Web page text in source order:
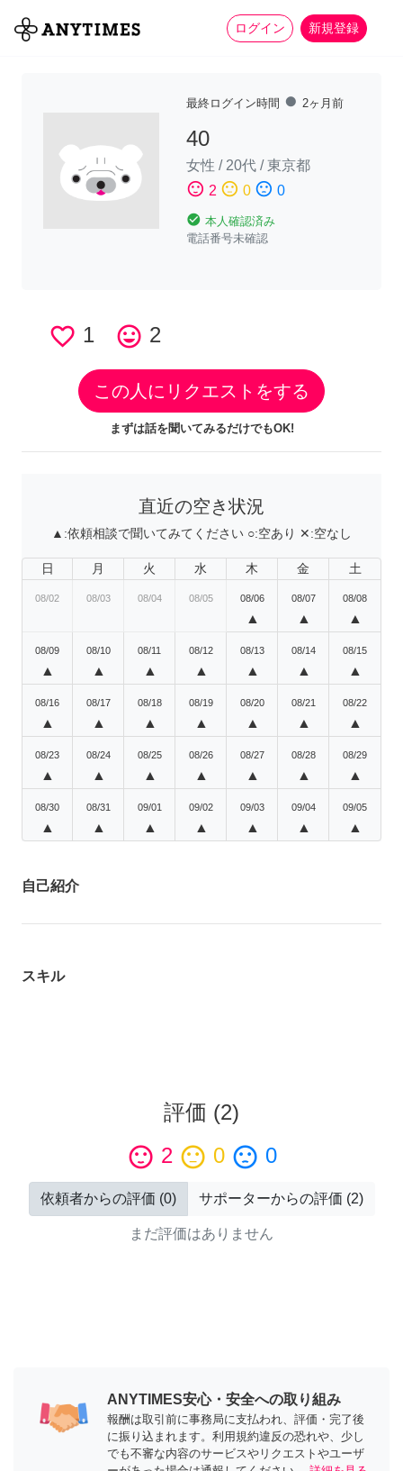
ログイン 新規登録
全て 家事 more_horiz
最終ログイン時間 fiber_manual_record 2ヶ月前
40
女性 / 20代 /東京都
sentiment_satisfied 2 sentiment_neutral 0 sentiment_dissatisfied 0
check_circle 本人確認済み
電話番号未確認
favorite_border 1 tag_faces 2
この人にリクエストをする
まずは話を聞いてみるだけでもOK!
直近の空き状況
▲:依頼相談で聞いてみてください ○:空あり ✕:空なし
日 月 火 水 木 金 土
08/02 08/03 08/04 08/05 08/06
▲
08/07
▲
08/08
▲
08/09
▲
08/10
▲
08/11
▲
08/12
▲
08/13
▲
08/14
▲
08/15
▲
08/16
▲
08/17
▲
08/18
▲
08/19
▲
08/20
▲
08/21
▲
08/22
▲
08/23
▲
08/24
▲
08/25
▲
08/26
▲
08/27
▲
08/28
▲
08/29
▲
08/30
▲
08/31
▲
09/01
▲
09/02
▲
09/03
▲
09/04
▲
09/05
▲
自己紹介
スキル
評価 (2)
sentiment_satisfied 2 sentiment_neutral 0 sentiment_dissatisfied 0
依頼者からの評価 (0) サポーターからの評価 (2)
まだ評価はありません
ANYTIMES安心・安全への取り組み
報酬は取引前に事務局に支払われ、評価・完了後
に振り込まれます。利用規約違反の恐れや、少し
でも不審な内容のサービスやリクエストやユーザ